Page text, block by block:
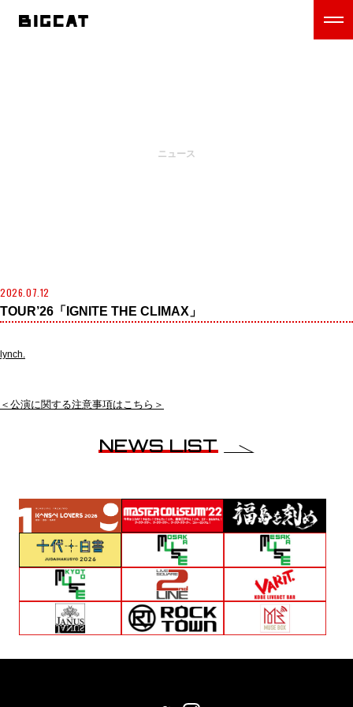
ニュース
2026.07.12
TOUR’26「IGNITE THE CLIMAX」
lynch.
＜公演に関する注意事項はこちら＞
NEWS LIST